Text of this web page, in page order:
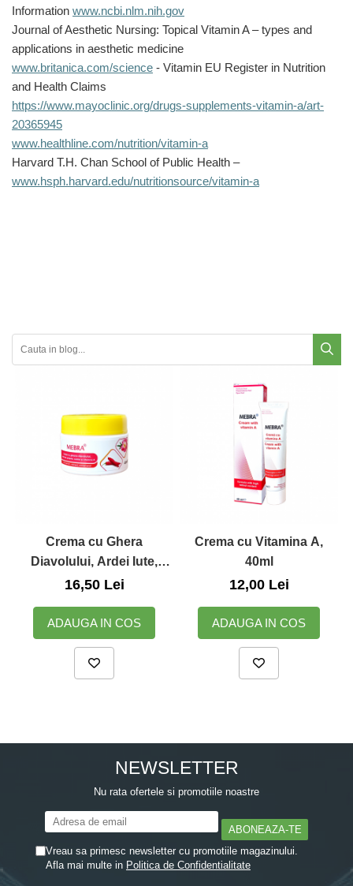
Information www.ncbi.nlm.nih.gov
Journal of Aesthetic Nursing: Topical Vitamin A – types and
applications in aesthetic medicine
www.britanica.com/science - Vitamin EU Register in Nutrition
and Health Claims
https://www.mayoclinic.org/drugs-supplements-vitamin-a/art-
20365945
www.healthline.com/nutrition/vitamin-a
Harvard T.H. Chan School of Public Health –
www.hsph.harvard.edu/nutritionsource/vitamin-a
Crema cu Ghera
Diavolului, Ardei Iute,
Camfor, Propolis si
16,50 Lei
ADAUGA IN COS
Crema cu Vitamina A,
40ml
12,00 Lei
ADAUGA IN COS
NEWSLETTER
Nu rata ofertele si promotiile noastre
Vreau sa primesc newsletter cu promotiile magazinului.
Afla mai multe in Politica de Confidentialitate